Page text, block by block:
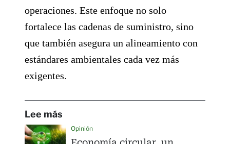
operaciones. Este enfoque no solo
fortalece las cadenas de suministro, sino
que también asegura un alineamiento con
estándares ambientales cada vez más
exigentes.
Lee más
Opinión